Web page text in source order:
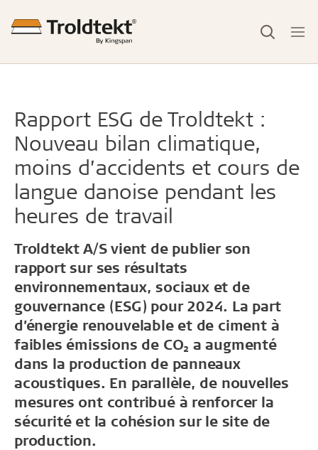
Rapport ESG de Troldtekt :
Nouveau bilan climatique,
moins d’accidents et cours de
langue danoise pendant les
heures de travail
Troldtekt A/S vient de publier son
rapport sur ses résultats
environnementaux, sociaux et de
gouvernance (ESG) pour 2024. La part
d’énergie renouvelable et de ciment à
faibles émissions de CO₂ a augmenté
dans la production de panneaux
acoustiques. En parallèle, de nouvelles
mesures ont contribué à renforcer la
sécurité et la cohésion sur le site de
production.